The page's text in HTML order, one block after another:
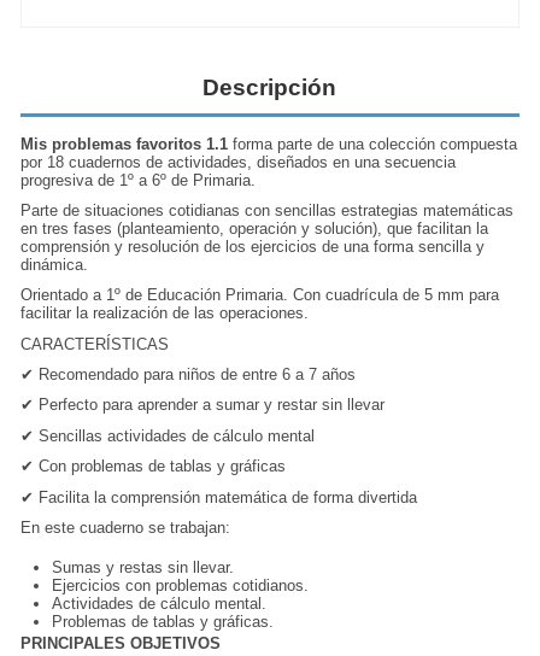
Descripción
Mis problemas favoritos 1.1 forma parte de unacolección compuesta
por 18 cuadernos de actividades , diseñados en una secuencia
progresiva de 1º a 6º de Primaria.
Parte de situaciones cotidianas con sencillas estrategias matemáticas
en tres fases (planteamiento, operación y solución), que facilitan la
comprensión y resolución de los ejercicios de una forma sencilla y
dinámica.
Orientado a 1º de Educación Primaria. Con cuadrícula de 5 mm para
facilitar la realización de lasoperaciones.
CARACTERÍSTICAS
✔ Recomendado para niños de entre 6 a 7 años
✔ Perfecto para aprender a sumar y restar sin llevar
✔Sencillas actividades de cálculo mental
✔Con problemas de tablas y gráficas
✔ Facilita lacomprensión matemática de forma divertida
En este cuaderno se trabajan:
Sumas y restas sin llevar.
Ejercicios con problemas cotidianos.
Actividades de cálculo mental.
Problemas de tablas y gráficas.
PRINCIPALES OBJETIVOS